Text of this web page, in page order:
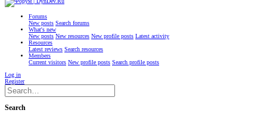
Forums
New posts Search forums
What's new
New posts New resources New profile posts Latest activity
Resources
Latest reviews Search resources
Members
Current visitors New profile posts Search profile posts
Log in
Register
Search